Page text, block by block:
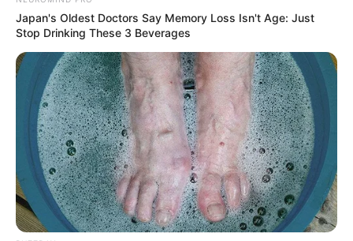
Japan's Oldest Doctors Say Memory Loss Isn't Age: Just
Stop Drinking These 3 Beverages